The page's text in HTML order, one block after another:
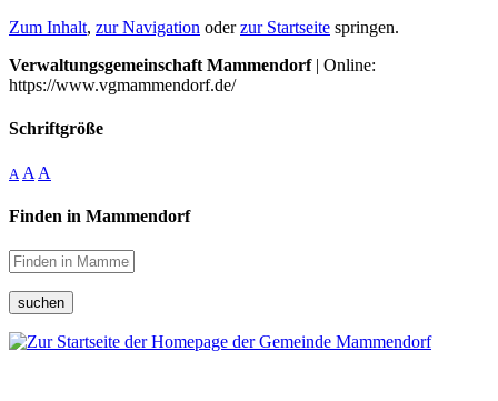
Zum Inhalt, zur Navigation oderzur Startseite springen.
Verwaltungsgemeinschaft Mammendorf| Online:
https://www.vgmammendorf.de/
Schriftgröße
A A A
Finden in Mammendorf
suchen